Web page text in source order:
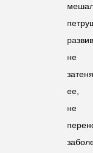
не
ее,
не